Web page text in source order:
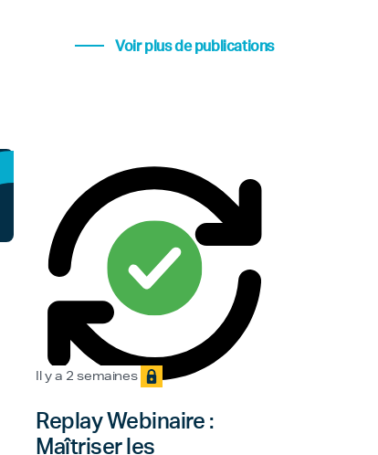
Voir plus de publications
Il y a 2 semaines
Replay Webinaire :
Maîtriser les